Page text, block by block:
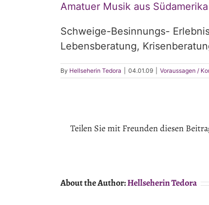
Amatuer Musik aus Südamerika
Schweige-Besinnungs-
Lebensberatung,
By Hellseherin Tedora 04.01.09 Voraussagen /
Teilen Sie mit Freunden diesen
About the Author:Hellseherin Tedora